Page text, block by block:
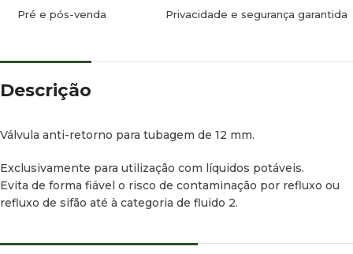
Pré e pós-venda Privacidade e segurança garantida
Descrição
Válvula anti-retorno para tubagem de 12 mm.
Exclusivamente para utilização com líquidos potáveis.
Evita de forma fiável o risco de contaminação por refluxo ou
refluxo de sifão até à categoria de fluido 2.